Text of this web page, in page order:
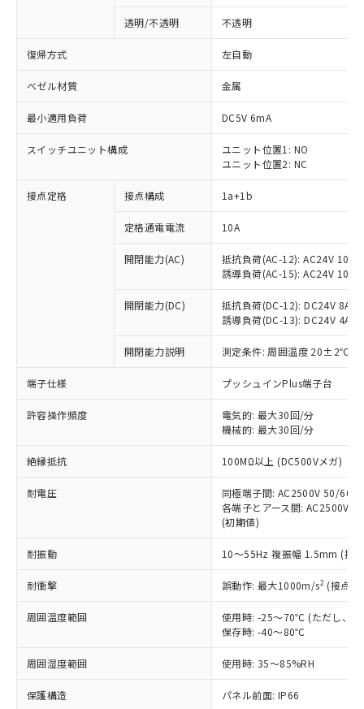
透明/不透明 不透明
復帰方式 左自動
ベゼル材質 金属
最小適用負荷 DC5V 6mA
スイッチユニット構成
ユニット位置1: NO
ユニット位置2: NC
接点定格 接点構成 1a+1b
定格通電電流 10A
開閉能力(AC)
抵抗負荷(AC-12): AC24V 10A/
誘導負荷(AC-15): AC24V
開閉能力(DC)
抵抗負荷(DC-12): DC24V 8A/
誘導負荷(DC-13): DC24V 4A/
開閉能力説明 測定条件: 周囲温度 20±2℃、
端子仕様 プッシュインPlus端子台
許容操作頻度
電気的: 最大30回/分
機械的: 最大30回/分
絶縁抵抗 100MΩ以上 (DC500Vメガ)
耐電圧
同極端子間: AC2500V 50/
各端子とアース間: AC2500V
(初期値)
耐振動 10～55Hz 複振幅 1.5mm (接
耐衝撃 誤動作: 最大1000m/s2 (接点
周囲温度範囲
使用時: -25～70℃ (ただし、氷
保存時: -40～80℃
周囲湿度範囲 使用時: 35～85%RH
保護構造 パネル前面: IP66
ご利用条件
以下の条件をお読みいただき、同意のうえ
ご利用ください。
本サービスは、当社制御機器事業取扱
商品の当社在庫状況および標準価格
(税抜)を提供させていただくもので
本サービスの対象外となる商品もある
ことをご了承ください。
在庫状況および標準価格照会結果は、
記載している更新日時点での社内デー
タに基づき作成されるものであり、閲
覧された時点での実際の在庫および標
準価格とは異なる場合があることをご
※1 対応状況
対応済み：EU RoHS指令（10物質）の
非含有に対応した製品が提供可能な商品で
対応予定：EU RoHS指令（10物質）の非含
有に対応した製品に切り替える予定のある
商品です。
対応予定なし：EU RoHS指令（10物質）の
非含有に非対応の商品で、対応品を出す予
定はありません。
調査・確認中：EU RoHS指令（10物質）の
非含有の対応状況を調査中または確認中の
非該当品：ライセンス料など無形物で、有
害物質有無と関係のない商品です。
仕入先様の事情により、非含有部品として
いたものが、含有品と判明した場合などや
ミウム(Cd) 100ppm以下、
六価クロム(Cr(Ⅵ)) 1000ppm以下、ポリ臭化ビフェニル
類(PBB) 1000ppm以下、ポリ臭化ジフェニルエーテル類
(PBDE) 1000ppm以下、フタル酸ビス(2-エチルヘキシ
「○」：最大均質材料含有率が中国RoHSの
基準値以下であることを示します。
「×」：最大均質材料含有率が中国RoHSの
基準値を超えていることを示します。
「－」：未確認です。当社販売部門へお問
い合わせください。
Pb(鉛) :1000ppm、 Hg(水銀) : 1000ppm、 Cd(カドミウ
Cr(Ⅵ)(六価クロム) : 1000ppm、 PBBs(ポリ臭化ビフェ
当社は、これら貴社製品のうち、外国
為替および外国貿易法に定める商品
（以下｢規制貨物等」という）を輸出
または国外への提供する場合は、日本
国政府の輸出許可(または役務取引許
可)を取得するなどの必要な手続きを
号